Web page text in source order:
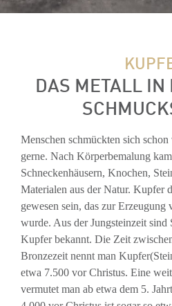
DAS METALL IN
Menschen schmückten sich
gerne. Nach Körperbemalung
Schneckenhäusern, Knochen,
Materialen aus der Natur. Kupfer
gewesen sein, das zur
wurde. Aus der Jungsteinzeit sind
Kupfer bekannt. Die Zeit
Bronzezeit nennt man
etwa 7.500 vor Christus. Eine
vermutet man ab etwa dem 5.